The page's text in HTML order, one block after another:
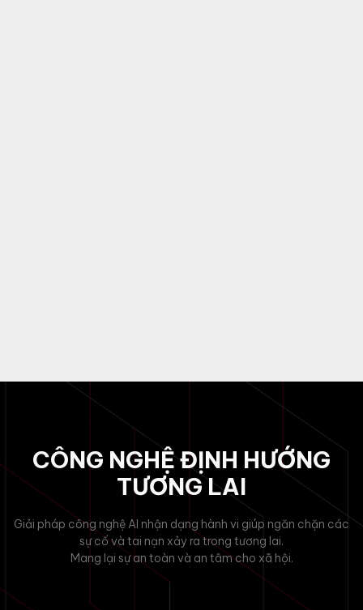
CÔNG NGHỆ ĐỊNH HƯỚNG
TƯƠNG LAI
Giải pháp công nghệ AI nhận dạng hành vi giúp ngăn chặn các
sự cố và tai nạn xảy ra trong tương lai.
Mang lại sự an toàn và an tâm cho xã hội.